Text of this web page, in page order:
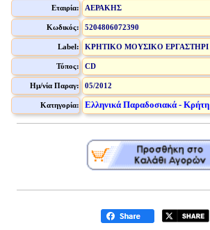
Εταιρία: ΑΕΡΑΚΗΣ
Κωδικός: 5204806072390
Label: ΚΡΗΤΙΚΟ ΜΟΥΣΙΚΟ ΕΡΓΑΣΤΗΡΙ
Τύπος: CD
Ημ/νία Παραγ: 05/2012
Κατηγορία: Ελληνικά Παραδοσιακά - Κρήτη